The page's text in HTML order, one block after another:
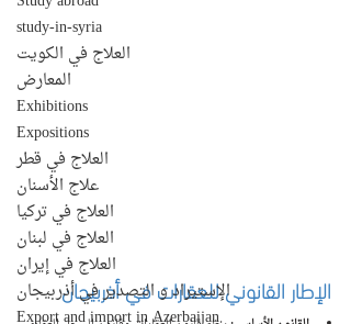
study-in-syria
العلاج في الكويت
المعارض
Exhibitions
Expositions
العلاج في قطر
علاج الأسنان
العلاج في تركيا
العلاج في لبنان
العلاج في إيران
الإستيراد و التصدير في أذربيجان
Export and import in Azerbaijan
الإطار القانوني للعقارات في أذربيجان